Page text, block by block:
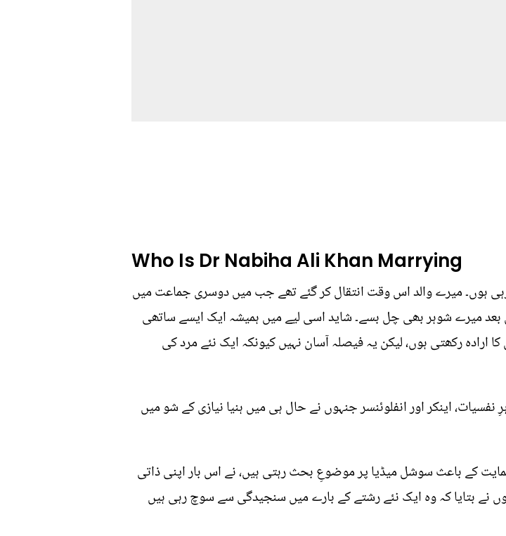
Who Is Dr Nabiha Ali Khan Marrying
ہوں۔ میرے والد اس وقت انتقال کر گئے تھے جب میں دوسری جماعت میں
بعد میرے شوہر بھی چل بسے۔ شاید اسی لیے میں ہمیشہ ایک ایسے ساتھی
رکھتی ہوں، لیکن یہ فیصلہ آسان نہیں کیونکہ ایک نئے مرد کی
نفسیات، اینکر اور انفلوئنسر جنہوں نے حال ہی میں ہنیا نیازی کے شو میں
کے باعث سوشل میڈیا پر موضوعِ بحث رہتی ہیں، نے اس بار اپنی ذاتی
نے بتایا کہ وہ ایک نئے رشتے کے بارے میں سنجیدگی سے سوچ رہی ہیں